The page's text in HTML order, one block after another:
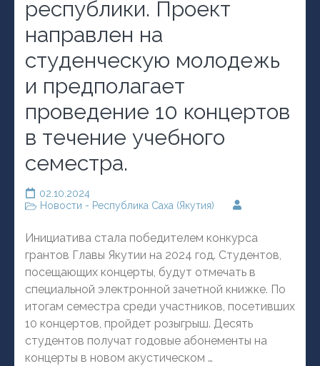
республики. Проект
направлен на
студенческую молодежь
и предполагает
проведение 10 концертов
в течение учебного
семестра.
02.10.2024
Новости - Республика Саха (Якутия)
Инициатива стала победителем конкурса
грантов Главы Якутии на 2024 год. Студентов,
посещающих концерты, будут отмечать в
специальной электронной зачетной книжке. По
итогам семестра среди участников, посетивших
10 концертов, пройдет розыгрыш. Десять
студентов получат годовые абонементы на
концерты в новом акустическом …